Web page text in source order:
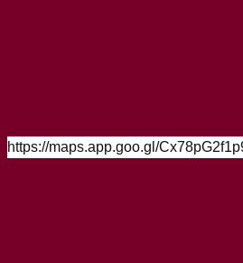
https://maps.app.goo.gl/